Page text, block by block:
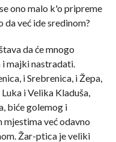
ono malo k'o pripreme
da već ide sredinom?
da će mnogo
majki nastradati.
i Srebrenica, i Žepa,
i Velika Kladuša,
biće golemog i
mjestima već odavno
Žar-ptica je veliki